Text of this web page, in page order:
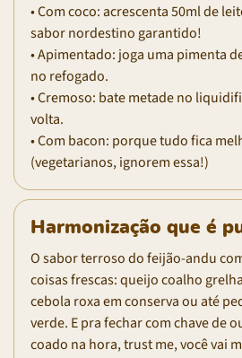
• Com coco: acrescenta 50ml de
sabor nordestino garantido!
• Apimentado: joga uma pimenta
no refogado.
• Cremoso: bate metade no
volta.
• Com bacon: porque tudo fica
(vegetarianos, ignorem essa!)
Harmonização que é
O sabor terroso do feijão-andu
coisas frescas: queijo coalho
cebola roxa em conserva ou até
verde. E pra fechar com chave de
coado na hora, trust me, você vai